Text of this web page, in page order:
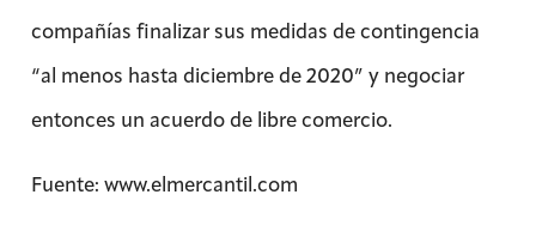
compañías finalizar sus medidas de contingencia
“al menos hasta diciembre de 2020” y negociar
entonces un acuerdo de libre comercio.
Fuente: www.elmercantil.com